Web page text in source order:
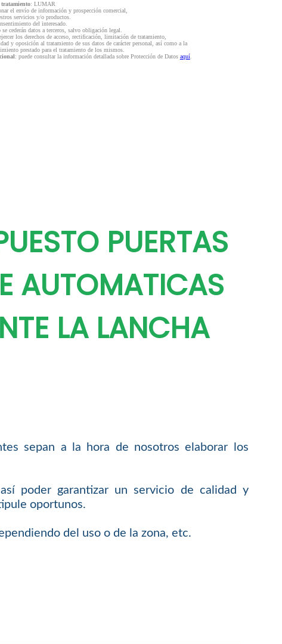
tratamiento: LUMAR
el envío de información y prospección comercial,
servicios y/o productos.
del interesado.
se cederán datos a terceros, salvo obligación legal.
los derechos de acceso, rectificación, limitación de tratamiento,
y oposición al tratamiento de sus datos de carácter personal, así como a la
prestado para el tratamiento de los mismos.
: puede consultar la información detallada sobre Protección de Datos aquí.
PUERTAS
AUTOMATICAS
LA LANCHA
sepan a la hora de nosotros elaborar los
poder garantizar un servicio de calidad y
oportunos.
del uso o de la zona, etc.